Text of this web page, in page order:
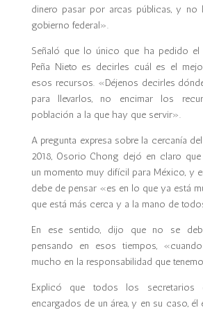
dinero pasar por arcas públicas, y no
gobierno federal».
Señaló que lo único que ha pedido el
Peña Nieto es decirles cuál es el
esos recursos. «Déjenos decirles
para llevarlos, no encimar los
población a la que hay que servir».
A pregunta expresa sobre la cercanía
2018, Osorio Chong dejó en claro
un momento muy difícil para México, y
debe de pensar «es en lo que ya está
que está más cerca y a la mano de
En ese sentido, dijo que no se
pensando en esos tiempos,
mucho en la responsabilidad que
Explicó que todos los secretarios
encargados de un área, y en su caso,